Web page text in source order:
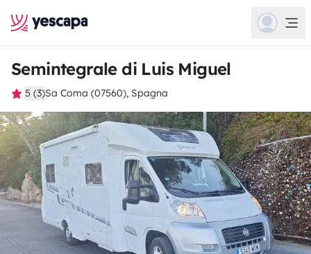
Semintegrale di Luis Miguel
5 (3)Sa Coma (07560), Spagna